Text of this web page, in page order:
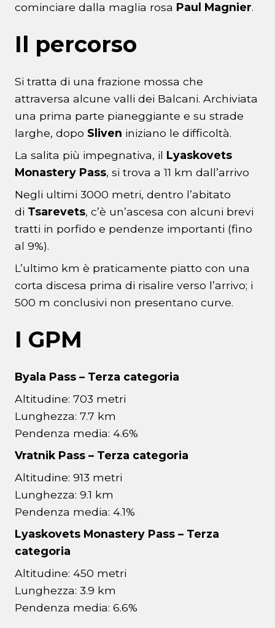
cominciare dalla maglia rosa Paul Magnier.
Il percorso
Si tratta di una frazione mossa che
attraversa alcune valli dei Balcani. Archiviata
una prima parte pianeggiante e su strade
larghe, dopo Sliven iniziano le difficoltà.
La salita più impegnativa, il Lyaskovets
Monastery Pass, si trova a 11 km dall’arrivo
Negli ultimi 3000 metri, dentro l’abitato
di Tsarevets, c’è un’ascesa con alcuni brevi
tratti in porfido e pendenze importanti (fino
al 9%).
L’ultimo km è praticamente piatto con una
corta discesa prima di risalire verso l’arrivo; i
500 m conclusivi non presentano curve.
I GPM
Byala Pass – Terza categoria
Altitudine: 703 metri
Lunghezza: 7.7 km
Pendenza media: 4.6%
Vratnik Pass – Terza categoria
Altitudine: 913 metri
Lunghezza: 9.1 km
Pendenza media: 4.1%
Lyaskovets Monastery Pass – Terza
categoria
Altitudine: 450 metri
Lunghezza: 3.9 km
Pendenza media: 6.6%